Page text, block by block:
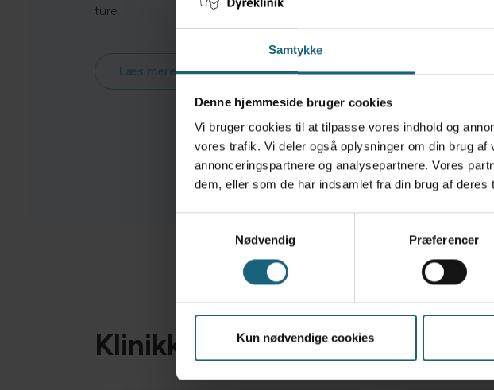
Samtykke
Denne hjemmeside bruger cookies
Vi bruger cookies til at tilpasse vores indhold og
vores trafik. Vi deler også oplysninger om din brug
annonceringspartnere og analysepartnere. Vores
dem, eller som de har indsamlet fra din brug af deres
Nødvendig
Præferencer
Kun nødvendige cookies
ture.
Læs mere
Klinikken på Facebook